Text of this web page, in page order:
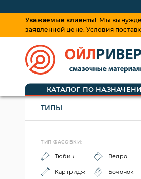
Уважаемые клиенты! Мы
заявленной цене. Условия
КАТАЛОГ ПО
ТИПЫ
ТИП ФАСОВКИ:
Тюбик Ведро
Картридж Бочонок